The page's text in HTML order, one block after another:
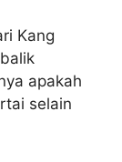
Kang
apakah
selain